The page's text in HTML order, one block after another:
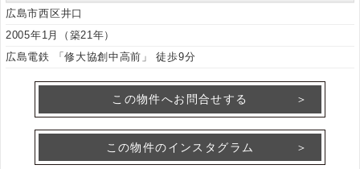
広島市西区井口
2005年1月（築21年）
広島電鉄 「修大協創中高前」 徒歩9分
この物件へお問合せする
この物件のインスタグラム